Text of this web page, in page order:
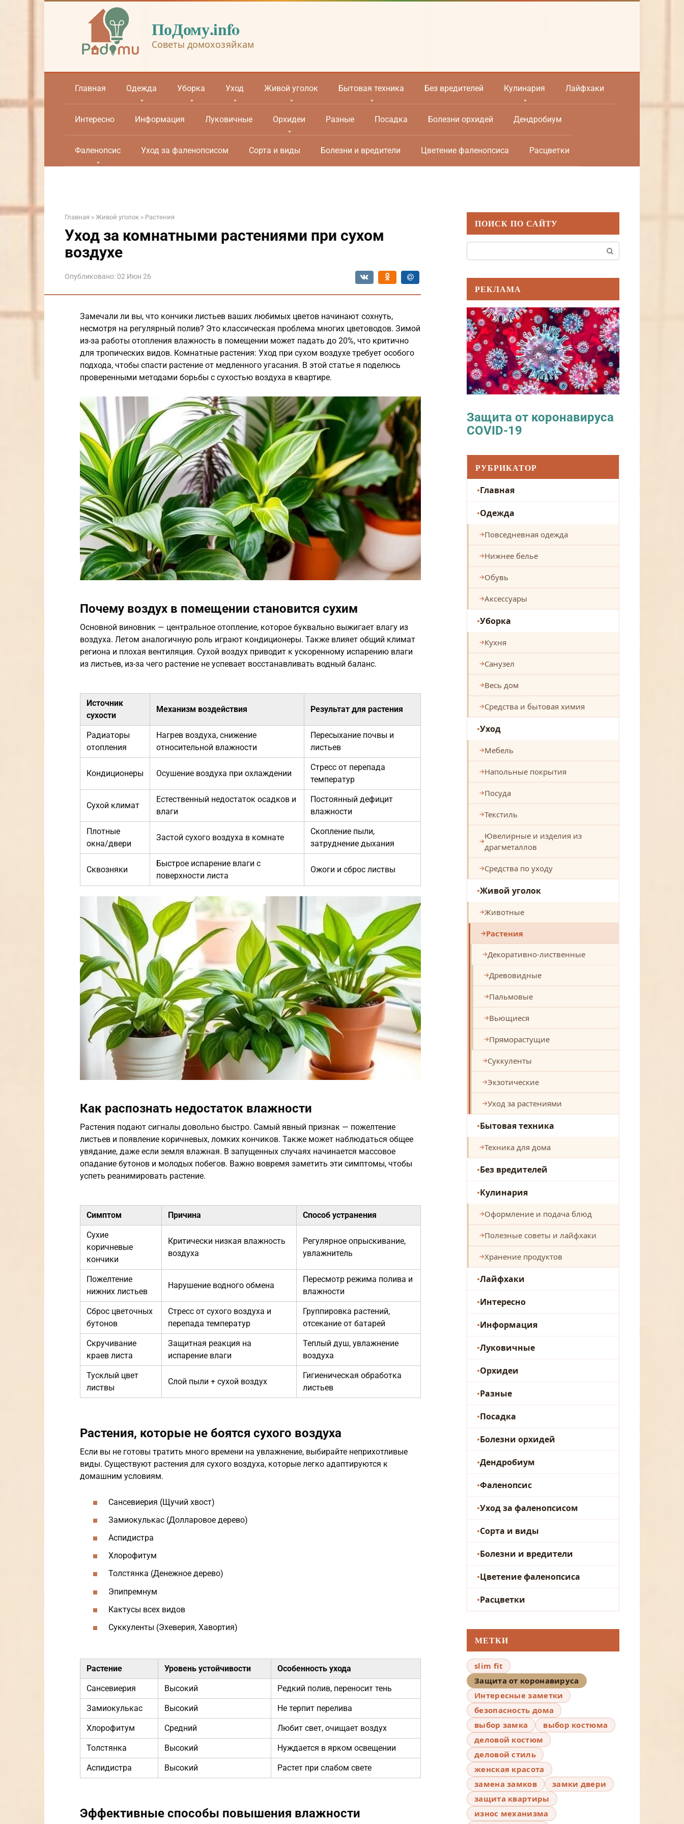
ПоДому.info
Советы домохозяйкам
Главная Одежда Уборка Уход Живой уголок Бытовая техника Без вредителей Кулинария Лайфхаки
Интересно Информация Луковичные Орхидеи Разные Посадка Болезни орхидей Дендробиум
Фаленопсис Уход за фаленопсисом Сорта и виды Болезни и вредители Цветение фаленопсиса Расцветки
Главная » Живой уголок » Растения
Уход за комнатными растениями при сухом
воздухе
Опубликовано: 02 Июн 26
Замечали ли вы, что кончики листьев ваших любимых цветов начинают сохнуть,
несмотря на регулярный полив? Это классическая проблема многих цветоводов. Зимой
из-за работы отопления влажность в помещении может падать до 20%, что критично
для тропических видов. Комнатные растения: Уход при сухом воздухе требует особого
подхода, чтобы спасти растение от медленного угасания. В этой статье я поделюсь
проверенными методами борьбы с сухостью воздуха в квартире.
Почему воздух в помещении становится сухим
Основной виновник — центральное отопление, которое буквально выжигает влагу из
воздуха. Летом аналогичную роль играют кондиционеры. Также влияет общий климат
региона и плохая вентиляция. Сухой воздух приводит к ускоренному испарению влаги
из листьев, из-за чего растение не успевает восстанавливать водный баланс.
Источник
сухости
Механизм воздействия Результат для растения
Радиаторы
отопления
Нагрев воздуха, снижение
относительной влажности
Пересыхание почвы и
листьев
Кондиционеры Осушение воздуха при охлаждении
Стресс от перепада
температур
Сухой климат
Естественный недостаток осадков и
влаги
Постоянный дефицит
влажности
Плотные
окна/двери
Застой сухого воздуха в комнате
Скопление пыли,
затруднение дыхания
Сквозняки
Быстрое испарение влаги с
поверхности листа
Ожоги и сброс листвы
Как распознать недостаток влажности
Растения подают сигналы довольно быстро. Самый явный признак — пожелтение
листьев и появление коричневых, ломких кончиков. Также может наблюдаться общее
увядание, даже если земля влажная. В запущенных случаях начинается массовое
опадание бутонов и молодых побегов. Важно вовремя заметить эти симптомы, чтобы
успеть реанимировать растение.
Симптом Причина Способ устранения
Сухие
коричневые
кончики
Критически низкая влажность
воздуха
Регулярное опрыскивание,
увлажнитель
Пожелтение
нижних листьев
Нарушение водного обмена
Пересмотр режима полива и
влажности
Сброс цветочных
бутонов
Стресс от сухого воздуха и
перепада температур
Группировка растений,
отсекание от батарей
Скручивание
краев листа
Защитная реакция на
испарение влаги
Теплый душ, увлажнение
воздуха
Тусклый цвет
листвы
Слой пыли + сухой воздух
Гигиеническая обработка
листьев
Растения, которые не боятся сухого воздуха
Если вы не готовы тратить много времени на увлажнение, выбирайте неприхотливые
виды. Существуют растения для сухого воздуха, которые легко адаптируются к
домашним условиям.
Сансевиерия (Щучий хвост)
Замиокулькас (Долларовое дерево)
Аспидистра
Хлорофитум
Толстянка (Денежное дерево)
Эпипремнум
Кактусы всех видов
Суккуленты (Эхеверия, Хавортия)
Растение Уровень устойчивости Особенность ухода
Сансевиерия Высокий Редкий полив, переносит тень
Замиокулькас Высокий Не терпит перелива
Хлорофитум Средний Любит свет, очищает воздух
Толстянка Высокий Нуждается в ярком освещении
Аспидистра Высокий Растет при слабом свете
Эффективные способы повышения влажности
ПОИСК ПО САЙТУ
РЕКЛАМА
Защита от коронавируса
COVID-19
РУБРИКАТОР
Главная
Одежда
Повседневная одежда
Нижнее белье
Обувь
Аксессуары
Уборка
Кухня
Санузел
Весь дом
Средства и бытовая химия
Уход
Мебель
Напольные покрытия
Посуда
Текстиль
Ювелирные и изделия из
драгметаллов
Средства по уходу
Живой уголок
Животные
Растения
Декоративно-лиственные
Древовидные
Пальмовые
Вьющиеся
Пряморастущие
Суккуленты
Экзотические
Уход за растениями
Бытовая техника
Техника для дома
Без вредителей
Кулинария
Оформление и подача блюд
Полезные советы и лайфхаки
Хранение продуктов
Лайфхаки
Интересно
Информация
Луковичные
Орхидеи
Разные
Посадка
Болезни орхидей
Дендробиум
Фаленопсис
Уход за фаленопсисом
Сорта и виды
Болезни и вредители
Цветение фаленопсиса
Расцветки
МЕТКИ
slim fit
Защита от коронавируса
Интересные заметки
безопасность дома
выбор замка
выбор костюма
деловой костюм
деловой стиль
женская красота
замена замков
замки двери
защита квартиры
износ механизма